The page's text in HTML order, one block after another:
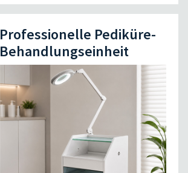
Professionelle Pediküre-
Behandlungseinheit